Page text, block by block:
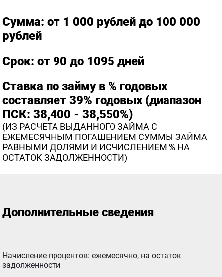
Сумма: от 1 000 рублей до 100 000
рублей
Срок: от 90 до 1095 дней
Ставка по займу в % годовых
составляет 39% годовых (диапазон
ПСК: 38,400 - 38,550%)
(ИЗ РАСЧЕТА ВЫДАННОГО ЗАЙМА С
ЕЖЕМЕСЯЧНЫМ ПОГАШЕНИЕМ СУММЫ ЗАЙМА
РАВНЫМИ ДОЛЯМИ И ИСЧИСЛЕНИЕМ % НА
ОСТАТОК ЗАДОЛЖЕННОСТИ)
Дополнительные сведения
Начисление процентов: ежемесячно, на остаток
задолженности